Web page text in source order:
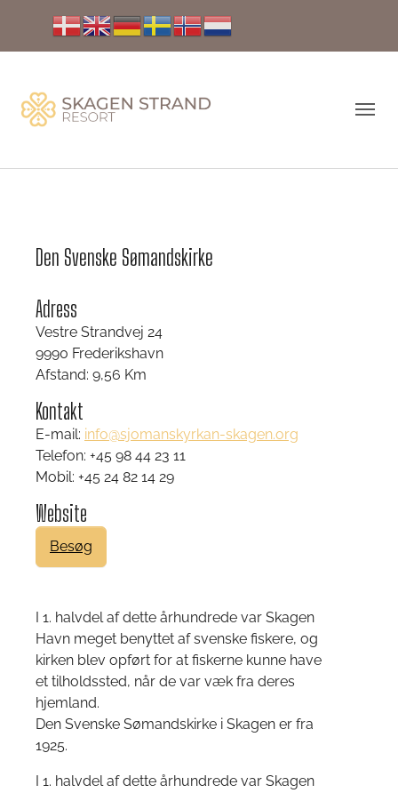
Den Svenske Sømandskirke
Adress
Vestre Strandvej 24
9990 Frederikshavn
Afstand: 9,56 Km
Kontakt
E-mail: info@sjomanskyrkan-skagen.org
Telefon: +45 98 44 23 11
Mobil: +45 24 82 14 29
Website
Besøg
I 1. halvdel af dette århundrede var Skagen
Havn meget benyttet af svenske fiskere, og
kirken blev opført for at fiskerne kunne have
et tilholdssted, når de var væk fra deres
hjemland.
Den Svenske Sømandskirke i Skagen er fra
1925.
I 1. halvdel af dette århundrede var Skagen